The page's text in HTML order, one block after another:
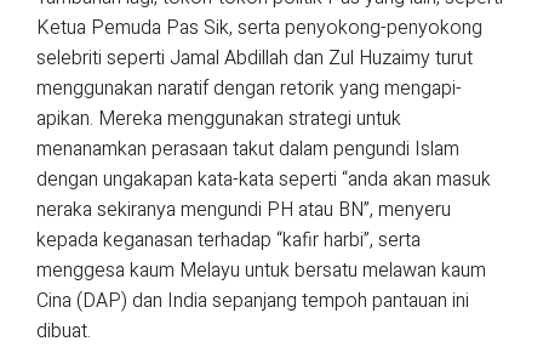
Ketua Pemuda Pas Sik, serta penyokong-penyokong
selebriti seperti Jamal Abdillah dan Zul Huzaimy turut
menggunakan naratif dengan retorik yang mengapi-
apikan. Mereka menggunakan strategi untuk
menanamkan perasaan takut dalam pengundi Islam
dengan ungakapan kata-kata seperti “anda akan masuk
neraka sekiranya mengundi PH atau BN”, menyeru
kepada keganasan terhadap “kafir harbi”, serta
menggesa kaum Melayu untuk bersatu melawan kaum
Cina (DAP) dan India sepanjang tempoh pantauan ini
dibuat.